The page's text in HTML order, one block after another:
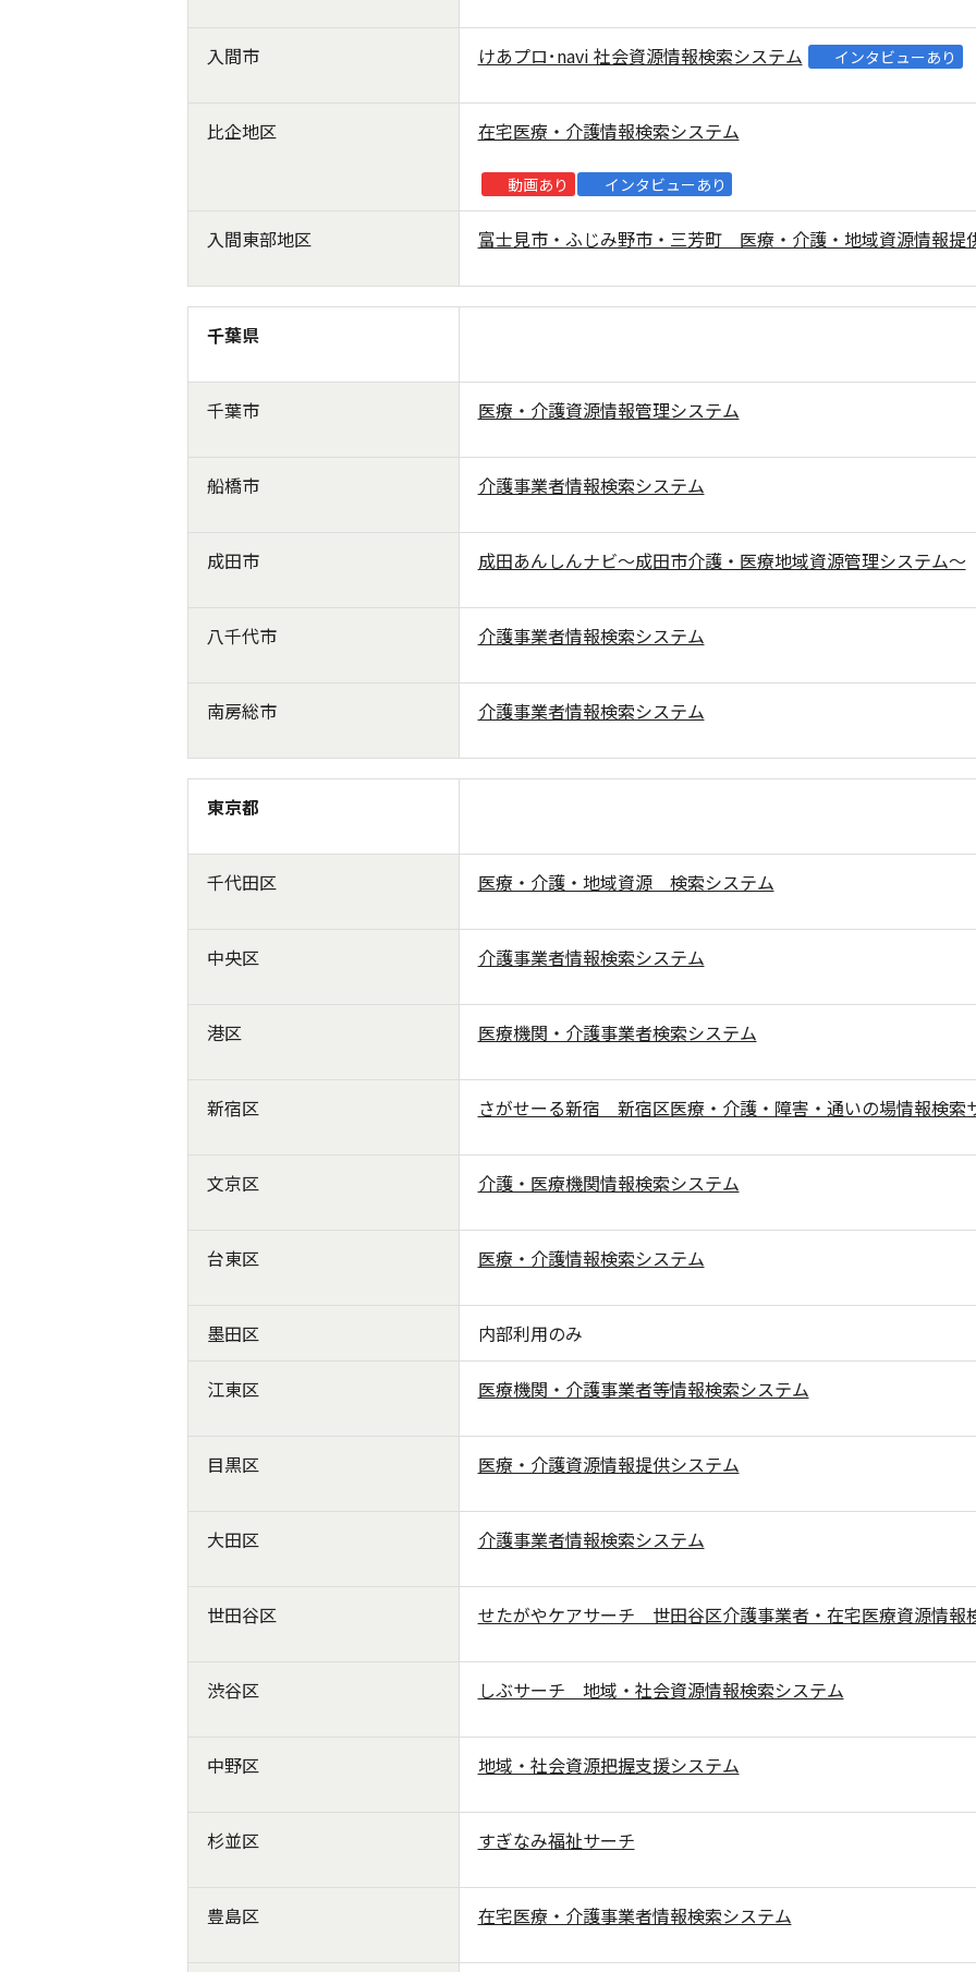
入間市 けあプロ･navi 社会資源情報検索システム インタビューあり
比企地区 在宅医療・介護情報検索システム
動画あり インタビューあり
入間東部地区 富士見市・ふじみ野市・三芳町 医療・介護・地域資源情報提
千葉県
千葉市 医療・介護資源情報管理システム
船橋市 介護事業者情報検索システム
成田市 成田あんしんナビ～成田市介護・医療地域資源管理システム～
八千代市 介護事業者情報検索システム
南房総市 介護事業者情報検索システム
東京都
千代田区 医療・介護・地域資源 検索システム
中央区 介護事業者情報検索システム
港区 医療機関・介護事業者検索システム
新宿区 さがせーる新宿 新宿区医療・介護・障害・通いの場情報検索
文京区 介護・医療機関情報検索システム
台東区 医療・介護情報検索システム
墨田区 内部利用のみ
江東区 医療機関・介護事業者等情報検索システム
目黒区 医療・介護資源情報提供システム
大田区 介護事業者情報検索システム
世田谷区 せたがやケアサーチ 世田谷区介護事業者・在宅医療資源情報
渋谷区 しぶサーチ 地域・社会資源情報検索システム
中野区 地域・社会資源把握支援システム
杉並区 すぎなみ福祉サーチ
豊島区 在宅医療・介護事業者情報検索システム